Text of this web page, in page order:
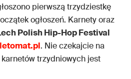
pierwszą trzydziestkę
ogłoszeń. Karnety oraz
Polish Hip-Hop Festival
. Nie czekajcie na
trzydniowych jest